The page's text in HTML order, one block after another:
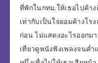
ที่พักในกทม.ให้เธอไปค้า
เท่ากับเป็นใจยอมค้างโ
ก่อน ไม่แสดงอะไรออกม
เที่ยวดูหนังฟังเพลงจนค่